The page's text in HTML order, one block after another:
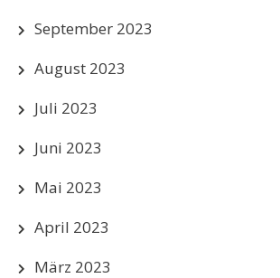
September 2023
August 2023
Juli 2023
Juni 2023
Mai 2023
April 2023
März 2023